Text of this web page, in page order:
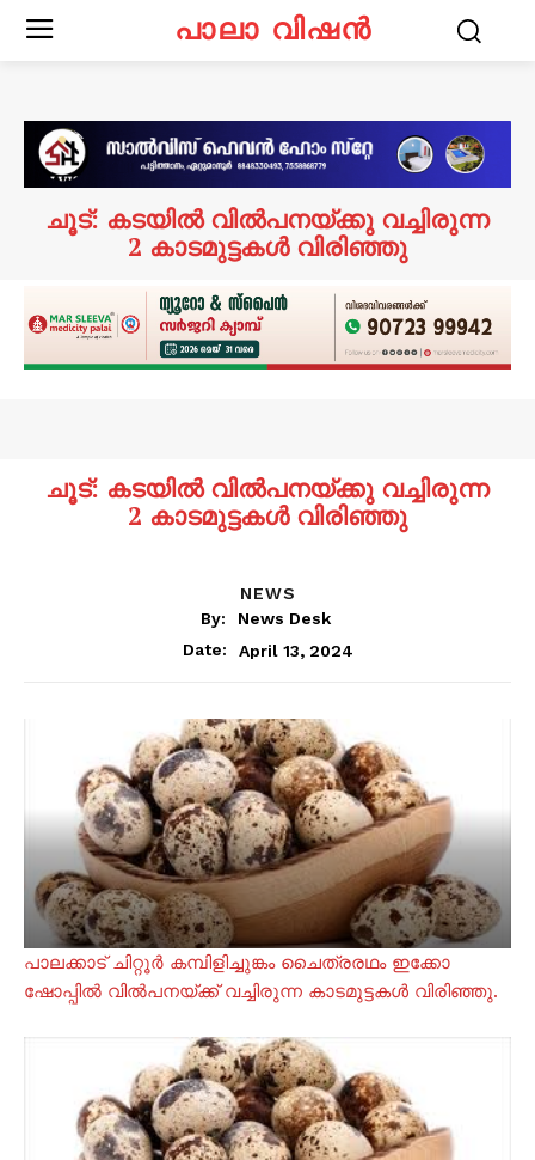
പാലാ വിഷൻ
ചൂട്: കടയിൽ വിൽപനയ്ക്കു വച്ചിരുന്ന
2 കാടമുട്ടകൾ വിരിഞ്ഞു
ചൂട്: കടയിൽ വിൽപനയ്ക്കു വച്ചിരുന്ന
2 കാടമുട്ടകൾ വിരിഞ്ഞു
NEWS
By:
News Desk
Date:
April 13, 2024
പാലക്കാട് ചിറ്റൂർ കമ്പിളിച്ചുങ്കം ചൈത്രരഥം ഇക്കോ
ഷോപ്പിൽ വിൽപനയ്ക്ക് വച്ചിരുന്ന കാടമുട്ടകൾ വിരിഞ്ഞു.